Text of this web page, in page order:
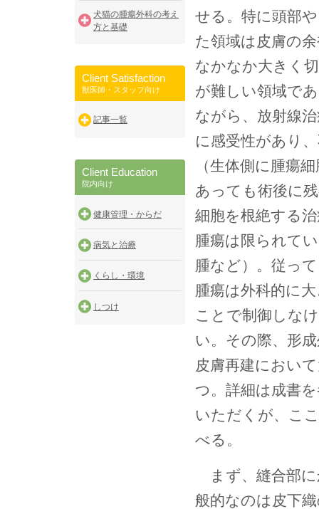
犬猫の腫瘍外科の考え
方と基礎
Client Satisfaction
獣医師・スタッフ向け
記事一覧
Client Education
院内向け
健康管理・からだ
病気と治療
くらし・環境
しつけ
せる。特に頭部
た領域は皮膚の
なかなか大きく
が難しい領域で
ながら、放射線
に感受性があり
（生体側に腫瘍
あっても術後に
細胞を根絶する
腫瘍は限られて
腫など）。従っ
腫瘍は外科的に
ことで制御しな
い。その際、形
皮膚再建におい
つ。詳細は成書
いただくが、こ
べる。
まず、縫合部に
般的なのは皮下